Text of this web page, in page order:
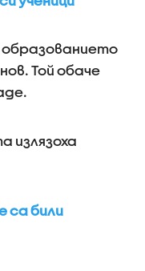
Той обаче
излязоха
са били